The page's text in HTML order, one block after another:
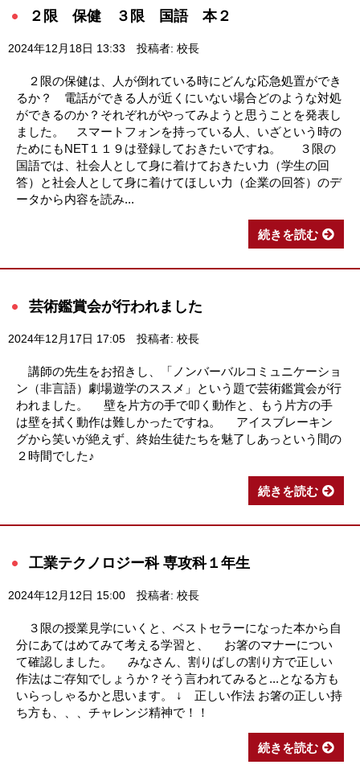
２限 保健 ３限 国語 本２
2024年12月18日 13:33 投稿者: 校長
２限の保健は、人が倒れている時にどんな応急処置ができ
るか？ 電話ができる人が近くにいない場合どのような対処
ができるのか？それぞれがやってみようと思うことを発表し
ました。 スマートフォンを持っている人、いざという時の
ためにもNET１１９は登録しておきたいですね。 ３限の
国語では、社会人として身に着けておきたい力（学生の回
答）と社会人として身に着けてほしい力（企業の回答）のデ
ータから内容を読み...
続きを読む
芸術鑑賞会が行われました
2024年12月17日 17:05 投稿者: 校長
講師の先生をお招きし、「ノンバーバルコミュニケーショ
ン（非言語）劇場遊学のススメ」という題で芸術鑑賞会が行
われました。 壁を片方の手で叩く動作と、もう片方の手
は壁を拭く動作は難しかったですね。 アイスブレーキン
グから笑いが絶えず、終始生徒たちを魅了しあっという間の
２時間でした♪
続きを読む
工業テクノロジー科 専攻科１年生
2024年12月12日 15:00 投稿者: 校長
３限の授業見学にいくと、ベストセラーになった本から自
分にあてはめてみて考える学習と、 お箸のマナーについ
て確認しました。 みなさん、割りばしの割り方で正しい
作法はご存知でしょうか？そう言われてみると...となる方も
いらっしゃるかと思います。 ↓ 正しい作法 お箸の正しい持
ち方も、、、チャレンジ精神で！！
続きを読む